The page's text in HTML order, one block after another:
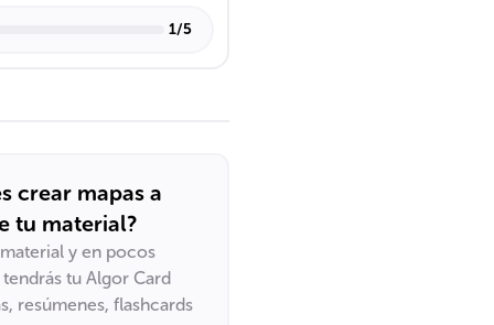
1/5
crear mapas a
tu material?
y en pocos
tu Algor Card
resúmenes, flashcards